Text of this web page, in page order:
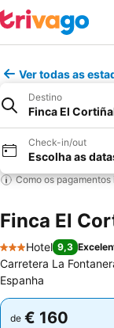
Ver todas as
Destino
Finca El
Check-in/out
Escolha as
Como os
Finca El
3 Estrelas
Hotel 9,3
Carretera La
Espanha
de € 160
de € 160